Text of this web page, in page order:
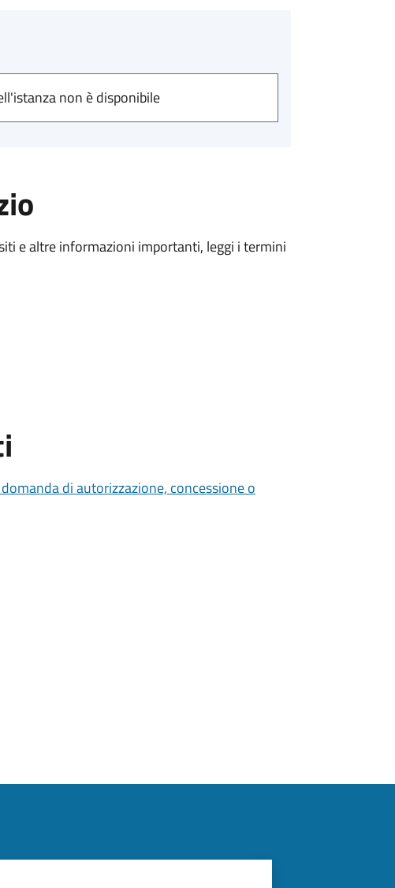
non è disponibile
e altre informazioni importanti, leggi i termini
di autorizzazione, concessione o